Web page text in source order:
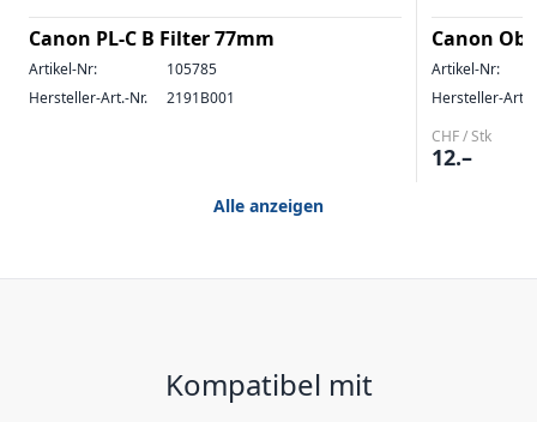
Canon PL-C B Filter 77mm
Artikel-Nr:
105785
Hersteller-Art.-Nr.
2191B001
Canon
Artikel-Nr:
Hersteller-Art.-
CHF / Stk
12.–
Alle anzeigen
Kompatibel mit